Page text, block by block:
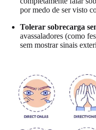
por medo de ser visto
Tolerar sobrecarga
avassaladores (como
sem mostrar sinais